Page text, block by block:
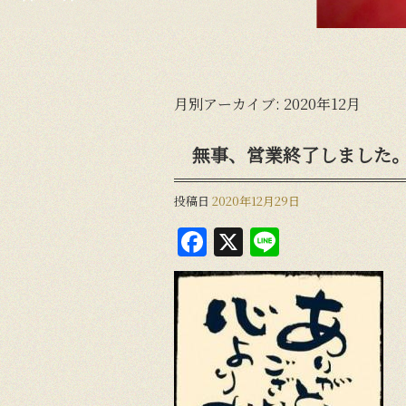
月別アーカイブ: 2020年12月
無事、営業終了しました
投稿日 2020年12月29日
F
a
c
e
b
o
X
n
e